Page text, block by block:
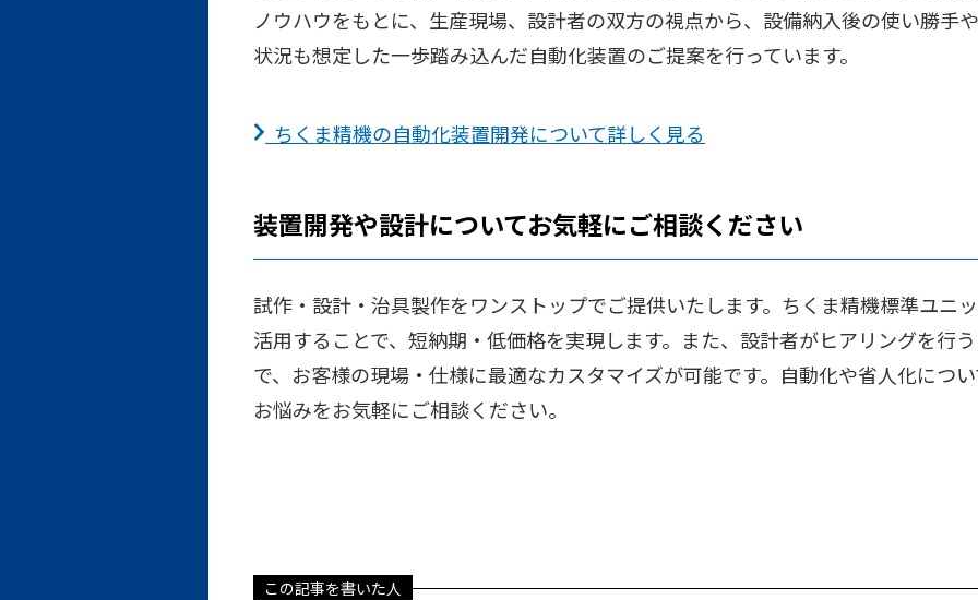
ノウハウをもとに、生産現場、設計者の双方の視点から、設備納入後の使い勝手
状況も想定した一歩踏み込んだ自動化装置のご提案を行っています。
ちくま精機の自動化装置開発について詳しく見る
装置開発や設計についてお気軽にご相談ください
試作・設計・治具製作をワンストップでご提供いたします。ちくま精機標準ユニ
活用することで、短納期・低価格を実現します。また、設計者がヒアリングを行
で、お客様の現場・仕様に最適なカスタマイズが可能です。自動化や省人化につ
お悩みをお気軽にご相談ください。
この記事を書いた人